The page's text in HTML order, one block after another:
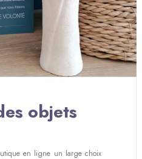
objets
en ligne un large choix